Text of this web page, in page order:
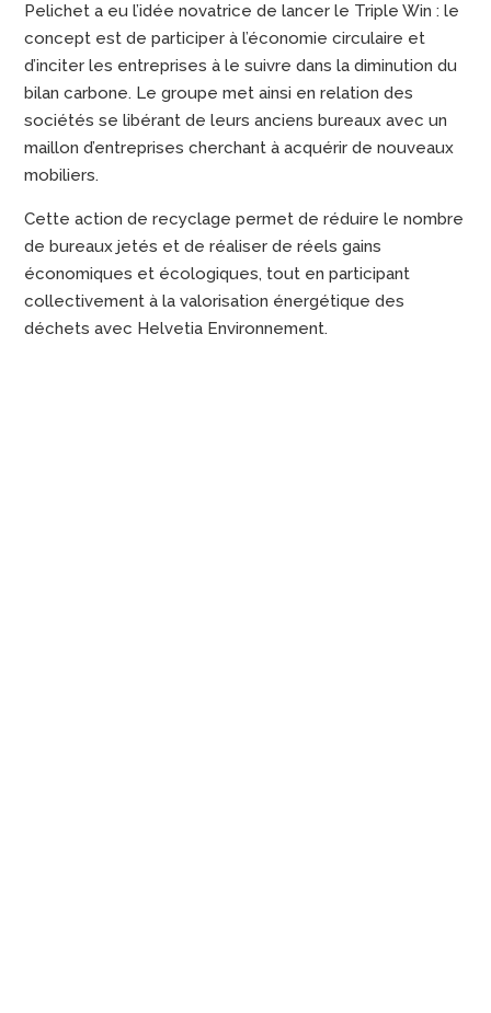
Pelichet a eu l’idée novatrice de lancer le Triple Win : le
concept est de participer à l’économie circulaire et
d’inciter les entreprises à le suivre dans la diminution du
bilan carbone. Le groupe met ainsi en relation des
sociétés se libérant de leurs anciens bureaux avec un
maillon d’entreprises cherchant à acquérir de nouveaux
mobiliers.
Cette action de recyclage permet de réduire le nombre
de bureaux jetés et de réaliser de réels gains
économiques et écologiques, tout en participant
collectivement à la valorisation énergétique des
déchets avec Helvetia Environnement.